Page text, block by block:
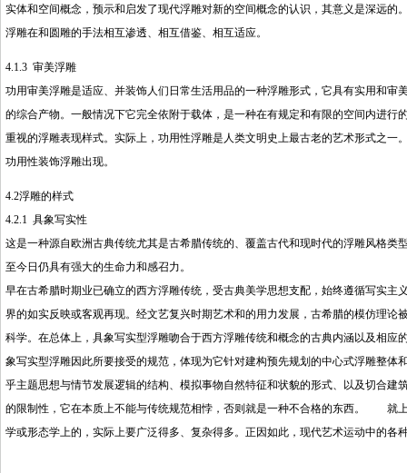
实体和空间概念，预示和启发了现代浮雕对新的空间概念的认识，其意义是深远
浮雕在和圆雕的手法相互渗透、相互借鉴、相互适应。
4.1.3 审美浮雕
功用审美浮雕是适应、并装饰人们日常生活用品的一种浮雕形式，它具有实用和
的综合产物。一般情况下它完全依附于载体，是一种在有规定和有限的空间内进
重视的浮雕表现样式。实际上，功用性浮雕是人类文明史上最古老的艺术形式之
功用性装饰浮雕出现。
4.2浮雕的样式
4.2.1 具象写实性
这是一种源自欧洲古典传统尤其是古希腊传统的、覆盖古代和现时代的浮雕风格
至今日仍具有强大的生命力和感召力。
早在古希腊时期业已确立的西方浮雕传统，受古典美学思想支配，始终遵循写实
界的如实反映或客观再现。经文艺复兴时期艺术和的用力发展，古希腊的模仿理
科学。在总体上，具象写实型浮雕吻合于西方浮雕传统和概念的古典内涵以及相
象写实型浮雕因此所要接受的规范，体现为它针对建构预先规划的中心式浮雕整
乎主题思想与情节发展逻辑的结构、模拟事物自然特征和状貌的形式、以及切合
的限制性，它在本质上不能与传统规范相悖，否则就是一种不合格的东西。 就
学或形态学上的，实际上要广泛得多、复杂得多。正因如此，现代艺术运动中的各